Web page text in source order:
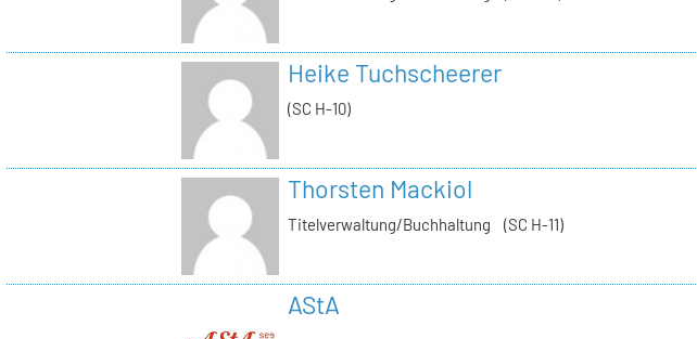
Heike Tuchscheerer
(SC H-10)
Thorsten Mackiol
Titelverwaltung/Buchhaltung (SC H-11)
AStA